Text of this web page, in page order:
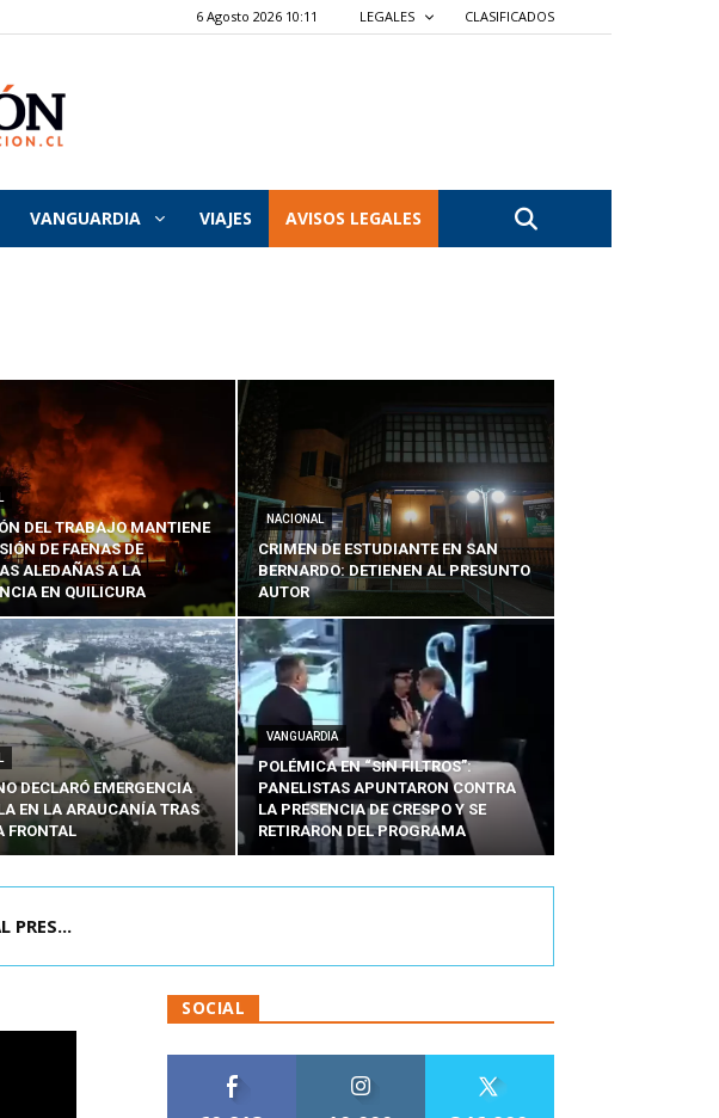
6 Agosto 2026 10:11 LEGALES CLASIFICADOS
VANGUARDIA VIAJES AVISOS LEGALES
DEL TRABAJO MANTIENE
DE FAENAS DE
ALEDAÑAS A LA
EN QUILICURA
NACIONAL
CRIMEN DE ESTUDIANTE EN SAN
BERNARDO: DETIENEN AL PRESUNTO
AUTOR
DECLARÓ EMERGENCIA
EN LA ARAUCANÍA TRAS
FRONTAL
VANGUARDIA
POLÉMICA EN “SIN FILTROS”:
PANELISTAS APUNTARON CONTRA
LA PRESENCIA DE CRESPO Y SE
RETIRARON DEL PROGRAMA
PRES...
SOCIAL